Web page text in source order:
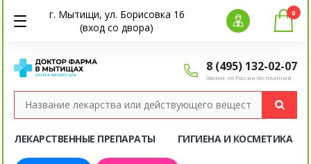
г. Мытищи, ул. Борисовка 16
(вход со двора)
8 (495) 132-02-07
Звонок по России бесплатный
0
ЛЕКАРСТВЕННЫЕ ПРЕПАРАТЫ ГИГИЕНА И КОСМЕТИКА